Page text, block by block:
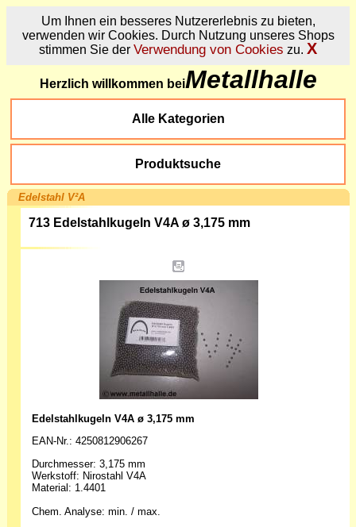
Um Ihnen ein besseres Nutzererlebnis zu bieten,
verwenden wir Cookies. Durch Nutzung unseres Shops
stimmen Sie der Verwendung von Cookies zu. X
Herzlich willkommen beiMetallhalle
Alle Kategorien
Produktsuche
Edelstahl V²A
713 Edelstahlkugeln V4A ø 3,175 mm
Edelstahlkugeln V4A ø 3,175 mm
EAN-Nr.: 4250812906267
Durchmesser: 3,175 mm
Werkstoff: Nirostahl V4A
Material: 1.4401
Chem. Analyse: min. / max.